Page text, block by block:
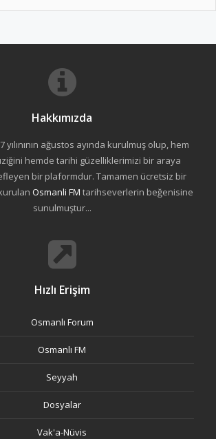
Hakkımızda
yılınının ağustos ayında kurulmuş olup, hem
hemde tarihi güzelliklerimizi bir araya
bir plaformdur. Tamamen ücretsiz bir
Osmanli FM tarihseverlerin beğenisine
sunulmuştur...
Hızlı Erişim
Osmanlı Forum
Osmanlı FM
Seyyah
Dosyalar
Vak'a-Nüvis